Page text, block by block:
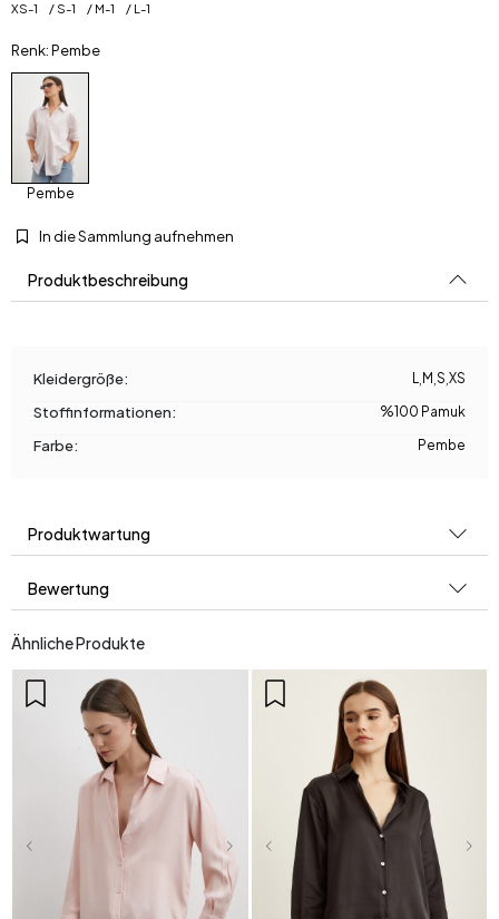
XS-1 S-1 M-1 L -1
Renk: Pembe
Pembe
In die Sammlung aufnehmen
Produktbeschreibung
Kleidergröße: L M S XS
Stoffinformationen: %100 Pamuk
Farbe: Pembe
Produktwartung
Bewertung
Ähnliche Produkte